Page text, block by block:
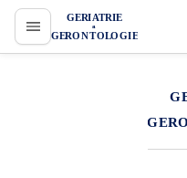
proLékaře.cz